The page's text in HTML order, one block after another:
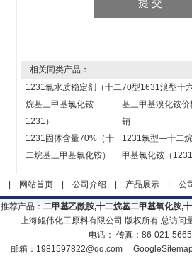
相关同类产品：
1231氯水质稳定剂（十二
烷基三甲基氯化铵
1231）
70型1631溴型十
基三甲基溴化铵价
销
1231固体含量70%（十
二烷基三甲基氯化铵）
1231氯型—十二
甲基氯化铵（
网站首页| 公司介绍 产品展示| 公
推荐产品： 二甲基乙酰胺,十二烷基二甲基氧化胺,
上海鲲伟化工原料有限公司 版权所有 总访问
电话： 传真：86-021-
邮箱： 1981597822@qq.com